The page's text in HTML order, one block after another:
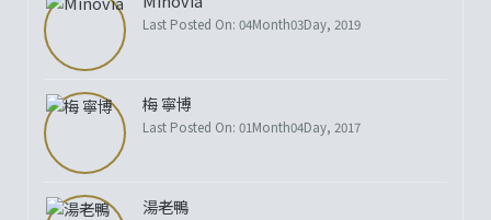
Last Posted On: 04Month03Day, 2019
梅 寧博
Last Posted On: 01Month04Day, 2017
湯老鴨